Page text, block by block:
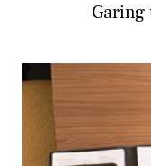
Garing